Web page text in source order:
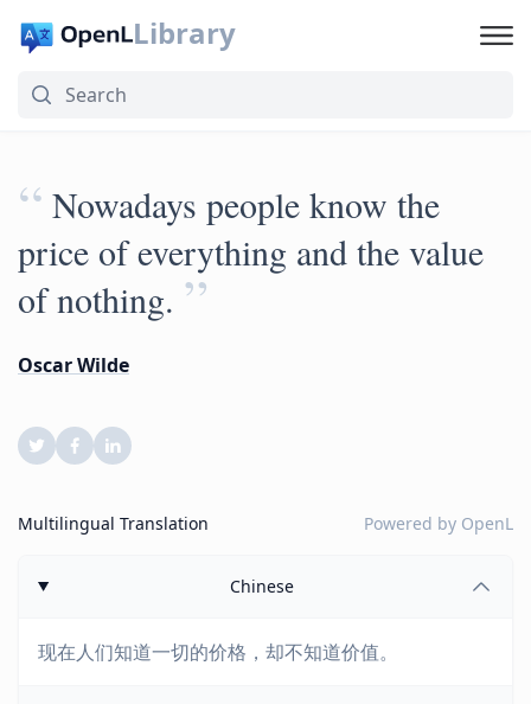
Library
“ Nowadays people know the
price of everything and the value
of nothing. ”
Oscar Wilde
Multilingual Translation Powered by OpenL
Chinese
现在人们知道一切的价格，却不知道价值。